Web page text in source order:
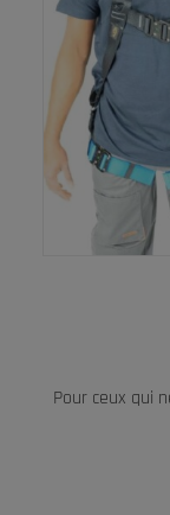
Pour ceux qui